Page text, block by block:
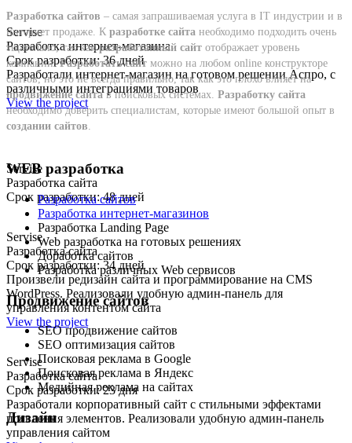
Servise
Разработка интернет-магазина
Срок разработки: 36 дней
Разработали интернет-магазин на готовом решении Аспро, с
различными интеграциями товаров
View the project
Servise
Разработка сайта
Срок разработки: 48 дней
Servise
Разработка сайта
Срок разработки: 34 дней
Произвели редизайн сайта и программирование на CMS
WordPress. Реализовали удобную админ-панель для
управления контентом сайта
View the project
Servise
Разработка сайта
Срок разработки: 23 дня
Разработали корпоративный сайт с стильными эффектами
появления элементов. Реализовали удобную админ-панель
управления сайтом
Разработка сайтов – самая запрашиваемая услуга в IT индустрии и в
интернет продаже. К разработке сайта необходимо подходить очень
тщательно, так какразработанный сайт отображает уровень
компании.Разработать сайт можно на любом online конструкторе
сайтов, но это не всегда правильно, так как это плохо влияет на
продвижение сайтав поисковых системах. Разработку сайта
необходимо доверить специалистам, которые имеют большой опыт в
создании сайтов
WEB разработка
Разработка сайтов
Разработка интернет-магазинов
Разработка Landing Page
Web разработка на готовых решениях
Доработка сайтов
Разработка различных Web сервисов
Продвижение сайтов
SEO продвижение сайтов
SEO оптимизация сайтов
Поисковая реклама в Google
Поисковая реклама в Яндекс
Медийная реклама на сайтах
Дизайн